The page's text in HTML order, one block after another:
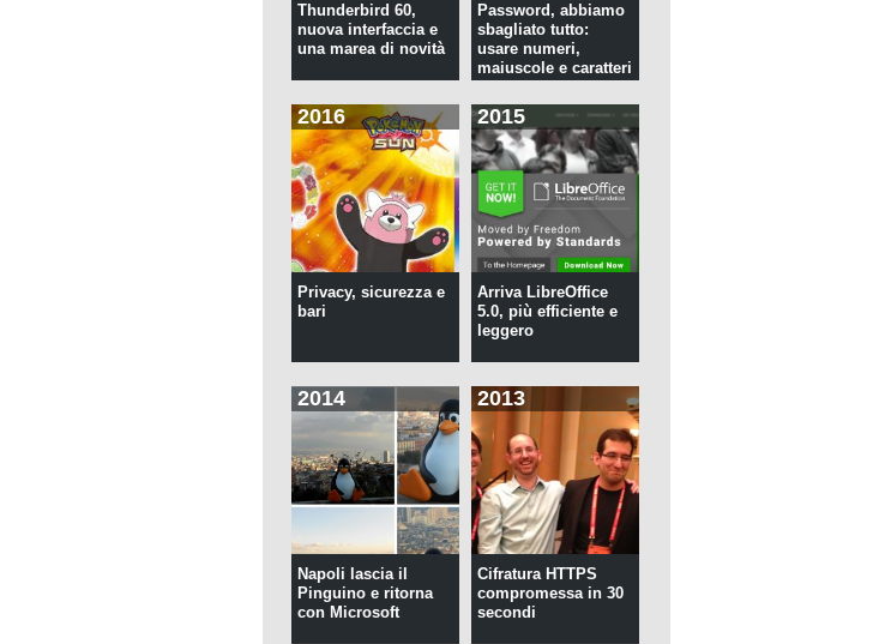
Thunderbird 60,
nuova interfaccia e
una marea di novità
Password, abbiamo
sbagliato tutto:
usare numeri,
maiuscole e caratteri
2016
Privacy, sicurezza e
bari
2015
Arriva LibreOffice
5.0, più efficiente e
leggero
2014
Napoli lascia il
Pinguino e ritorna
con Microsoft
2013
Cifratura HTTPS
compromessa in 30
secondi